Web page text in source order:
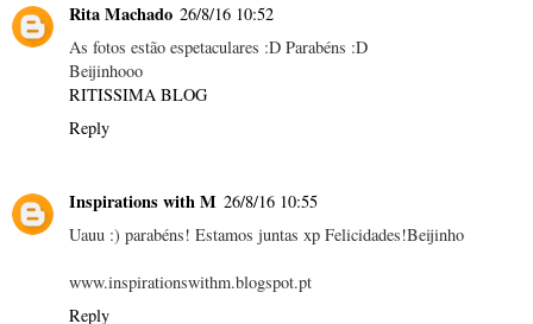
Rita Machado 26/8/16 10:52
As fotos estão espetaculares :D Parabéns :D
Beijinhooo
RITISSIMA BLOG
Reply
Inspirations with M 26/8/16 10:55
Uauu :) parabéns! Estamos juntas xp Felicidades!Beijinho
www.inspirationswithm.blogspot.pt
Reply